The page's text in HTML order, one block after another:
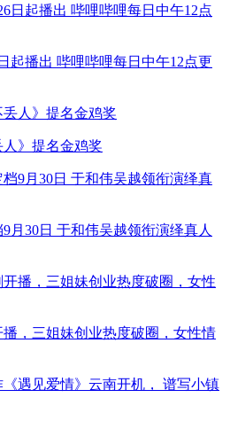
起播出 哔哩哔哩每日中午12点更
》提名金鸡奖
9月30日 于和伟吴越领衔演绎真人
播，三姐妹创业热度破圈，女性情